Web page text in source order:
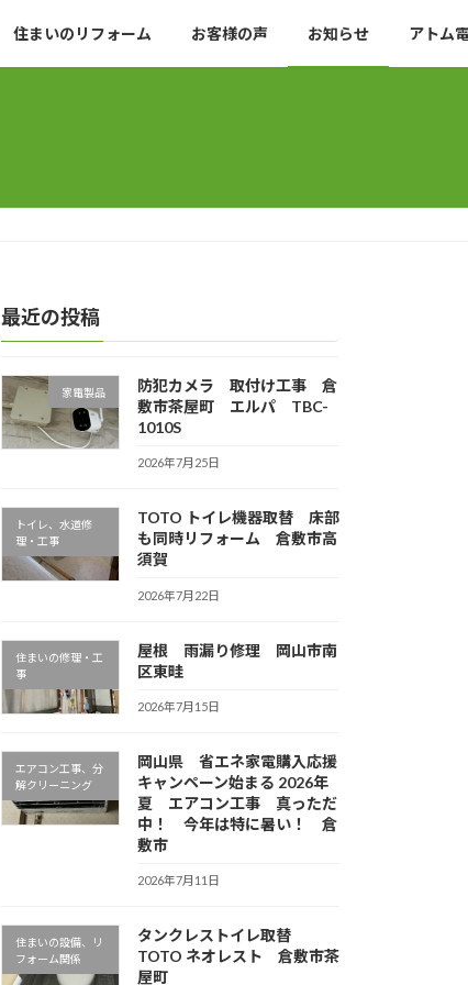
住まいのリフォーム お客様の声 お知らせ アトム
最近の投稿
家電製品
防犯カメラ 取付け工事 倉
敷市茶屋町 エルパ TBC-
1010S
2026年7月25日
トイレ、水道修
理・工事
TOTO トイレ機器取替 床部
も同時リフォーム 倉敷市高
須賀
2026年7月22日
住まいの修理・工
事
屋根 雨漏り修理 岡山市南
区東畦
2026年7月15日
エアコン工事、分
解クリーニング
岡山県 省エネ家電購入応援
キャンペーン始まる 2026年
夏 エアコン工事 真っただ
中！ 今年は特に暑い！ 倉
敷市
2026年7月11日
住まいの設備、リ
フォーム関係
タンクレストイレ取替
TOTO ネオレスト 倉敷市茶
屋町